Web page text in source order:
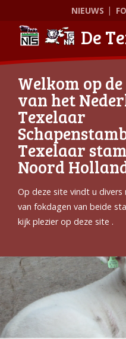
NIEUWS
De
Welkom op
van het
Texelaar
Texelaar
Noord
Op deze site vindt u
van fokdagen van beide
kijk plezier op deze site .